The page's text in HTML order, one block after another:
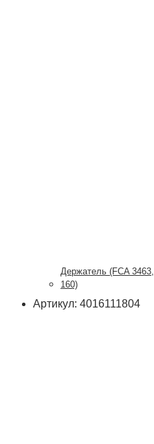
Держатель (FCA
160)
Артикул: 4016111804